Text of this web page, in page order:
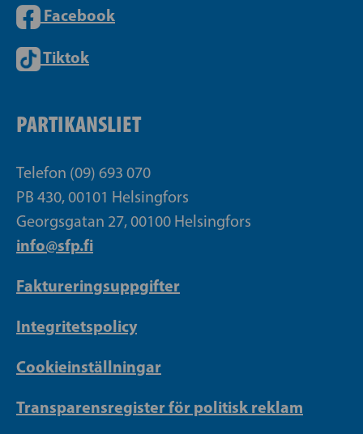
Facebook
Tiktok
PARTIKANSLIET
Telefon (09) 693 070
PB 430, 00101 Helsingfors
Georgsgatan 27, 00100 Helsingfors
info@sfp.fi
Faktureringsuppgifter
Integritetspolicy
Cookieinställningar
Transparensregister för politisk reklam